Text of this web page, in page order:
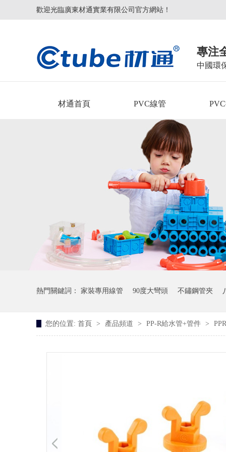
歡迎光臨廣東材通實業有限公司官方網站！
專注
中國環
材通首頁 PVC線管
熱門關鍵詞： 家裝專用線管 90度大彎頭 不鏽鋼管夾
您的位置: 首頁 > 產品頻道 > PP-R給水管+管件 >